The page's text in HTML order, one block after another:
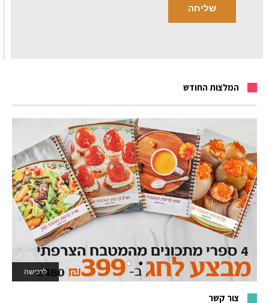
המלצות החודש
לרכישה
לאתר המשחקים
צור קשר